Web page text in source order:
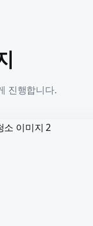
진행합니다.